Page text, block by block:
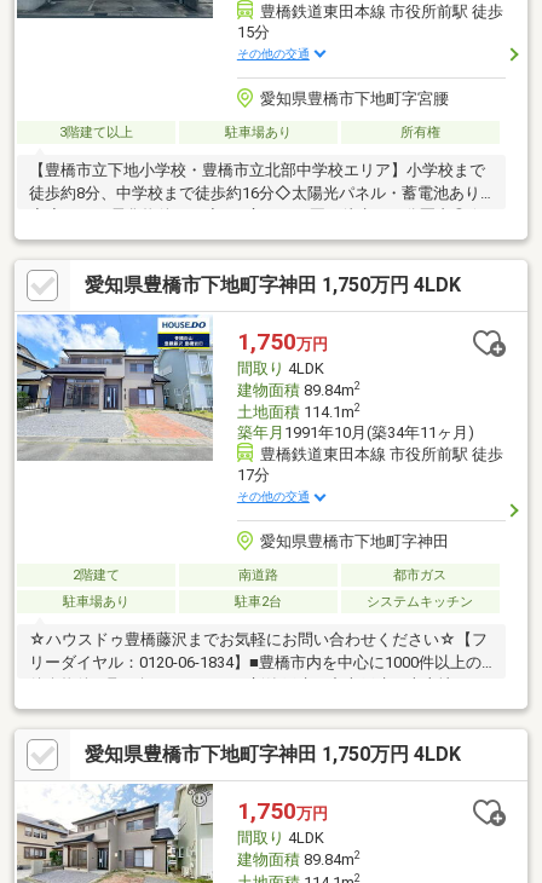
豊橋鉄道東田本線 市役所前駅 徒歩
15分
その他の交通
愛知県豊橋市下地町字宮腰
3階建て以上 駐車場あり 所有権
【豊橋市立下地小学校・豊橋市立北部中学校エリア】小学校まで
徒歩約8分、中学校まで徒歩約16分◇太陽光パネル・蓄電池あり
ご契約者様対象プレゼントキャンペーン実施中☆※2026年9月末日
まで※詳細はプレゼント情報をご覧ください。まずはお気軽にお
問合せ下さい！愛知県豊橋市下地町字神田 1,750万円 4LDK
1,750万円
間取り 4LDK
建物面積89.84m2
土地面積114.1m2
築年月 1991年10月(築34年11ヶ月)
豊橋鉄道東田本線 市役所前駅 徒歩
17分
その他の交通
愛知県豊橋市下地町字神田
2階建て 南道路
都市ガス
駐車場あり
駐車2台 システムキッチン
☆ハウスドゥ豊橋藤沢までお気軽にお問い合わせください☆【フ
リーダイヤル：0120-06-1834】■豊橋市内を中心に1000件以上の
ンションまで幅広くご紹介しております。当物件以外にも多数の
物件をご紹介できます。まずはお気軽にお電話、ご来店ください
ませ！【対応言語：英語 ／ポルトガル語（language：English／
Portuguese）】■住宅ローンの相談も承っております。当社のご
成約事例ですが、借入がある方、自営業の方、転職歴のある方、
ローン残債を残して購入された方もおてつだいさせて頂きまし
た。ぜひご相談ください！
愛知県豊橋市下地町字神田 1,750万円 4LDK
1,750万円
間取り 4LDK
建物面積89.84m2
2